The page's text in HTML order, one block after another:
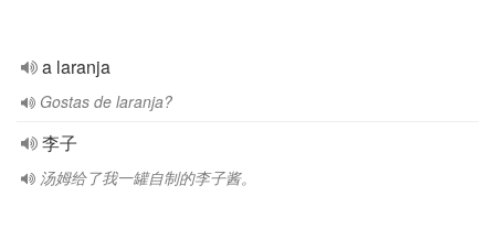
a laranja
Gostas de laranja?
李子
汤姆给了我一罐自制的李子酱。